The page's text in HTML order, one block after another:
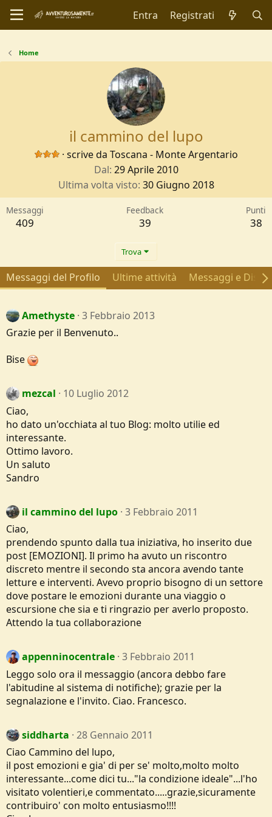
Entra Registrati
Home
il cammino del lupo
· scrive da Toscana - Monte Argentario
Dal 29 Aprile 2010
Ultima volta visto 30 Giugno 2018
Messaggi
409
Feedback
39
Punti
38
Trova
Messaggi del Profilo Ultime attività Messaggi e
Amethyste 3 Febbraio 2013
Grazie per il Benvenuto..
Bise
mezcal
10 Luglio 2012
Ciao,
ho dato un'occhiata al tuo Blog: molto utilie ed
interessante.
Ottimo lavoro.
Un saluto
Sandro
il cammino del lupo 3 Febbraio 2011
Ciao,
prendendo spunto dalla tua iniziativa, ho inserito due
post [EMOZIONI]. Il primo ha avuto un riscontro
discreto mentre il secondo sta ancora avendo tante
letture e interventi. Avevo proprio bisogno di un settore
dove postare le emozioni durante una viaggio o
escursione che sia e ti ringrazio per averlo proposto.
Attendo la tua collaborazione
appenninocentrale 3 Febbraio 2011
Leggo solo ora il messaggio (ancora debbo fare
l'abitudine al sistema di notifiche); grazie per la
segnalazione e l'invito. Ciao. Francesco.
siddharta
28 Gennaio 2011
Ciao Cammino del lupo,
il post emozioni e gia' di per se' molto,molto molto
interessante...come dici tu..."la condizione ideale"...l'ho
visitato volentieri,e commentato.....grazie,sicuramente
contribuiro' con molto entusiasmo!!!!